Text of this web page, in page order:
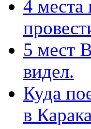
4 места
5 мест
видел.
Куда
в